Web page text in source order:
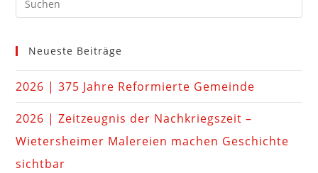
Neueste Beiträge
2026 | 375 Jahre Reformierte Gemeinde
2026 | Zeitzeugnis der Nachkriegszeit –
Wietersheimer Malereien machen Geschichte
sichtbar